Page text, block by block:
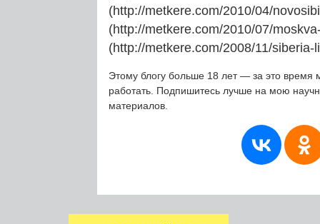
(http://metkere.com/2010/04/
(http://metkere.com/2010/07/
(http://metkere.com/2008/11/siberia-
Этому блогу больше 18 лет — за это время
работать. Подпишитесь лучше на мою
материалов.